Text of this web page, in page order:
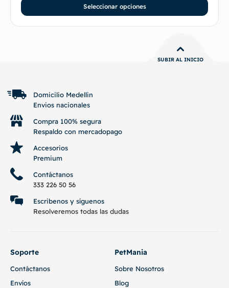
Seleccionar opciones
SUBIR AL INICIO
Domicilio Medellin
Envios nacionales
Compra 100% segura
Respaldo con mercadopago
Accesorios
Premium
Contáctanos
333 226 50 56
Escribenos y síguenos
Resolveremos todas las dudas
Soporte
Contáctanos
Envíos
PetMania
Sobre Nosotros
Blog